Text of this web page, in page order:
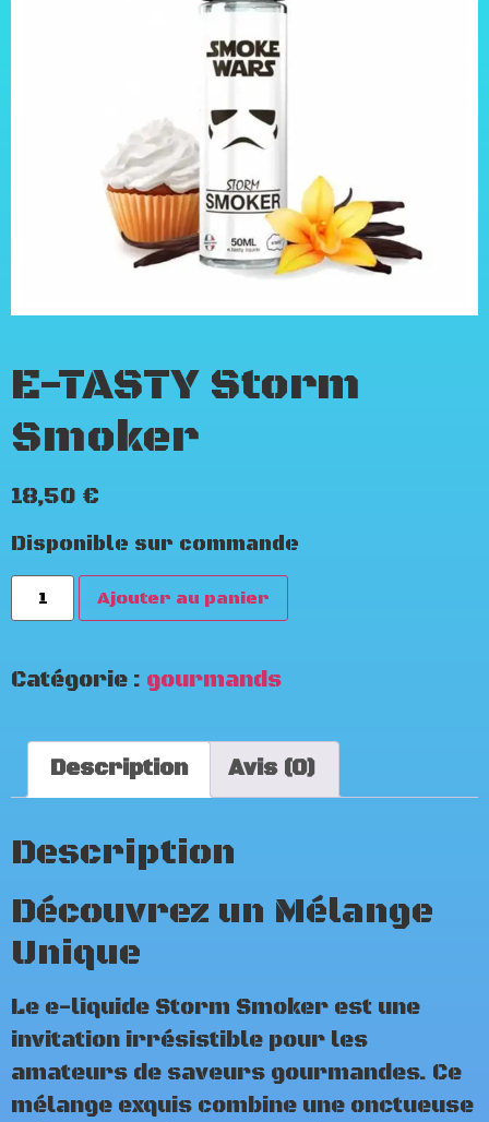
E-TASTY Storm
Smoker
18,50 €
Disponible sur commande
Ajouter au panier
Catégorie : gourmands
Description Avis (0)
Description
Découvrez un Mélange
Unique
Le e-liquide Storm Smoker est une
invitation irrésistible pour les
amateurs de saveurs gourmandes. Ce
mélange exquis combine une onctueuse